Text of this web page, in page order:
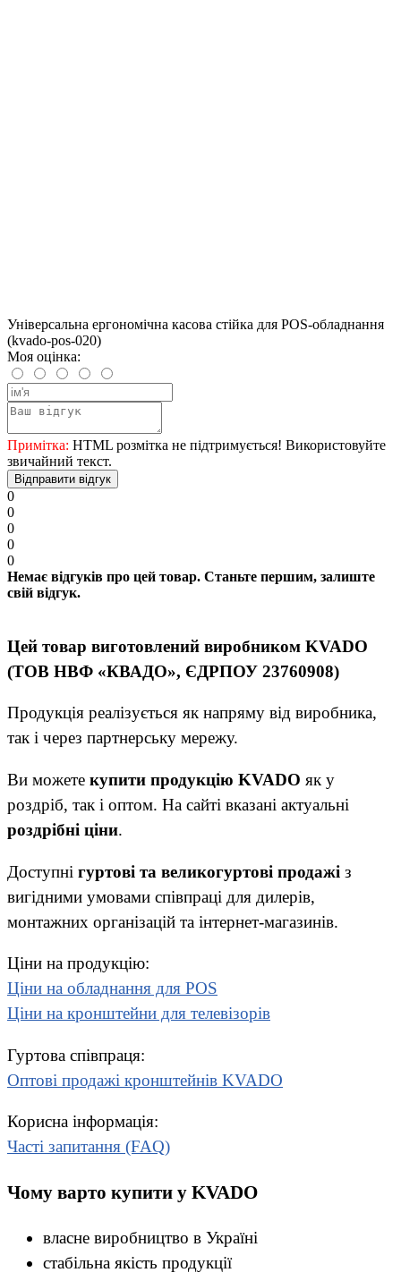
Універсальна ергономічна касова стійка для POS-обладнання
(kvado-pos-020)
Моя оцінка:
Примітка: HTML розмітка не підтримується! Використовуйте
звичайний текст.
Відправити відгук
0
0
0
0
0
Немає відгуків про цей товар. Станьте першим, залиште
свій відгук.
Цей товар виготовлений виробником KVADO
(ТОВ НВФ «КВАДО», ЄДРПОУ 23760908)
Продукція реалізується як напряму від виробника,
так і через партнерську мережу.
Ви можете купити продукцію KVADO як у
роздріб, так і оптом. На сайті вказані актуальні
роздрібні ціни.
Доступні гуртові та великогуртові продажі з
вигідними умовами співпраці для дилерів,
монтажних організацій та інтернет-магазинів.
Ціни на продукцію:
Ціни на обладнання для POS
Ціни на кронштейни для телевізорів
Гуртова співпраця:
Оптові продажі кронштейнів KVADO
Корисна інформація:
Часті запитання (FAQ)
Чому варто купити у KVADO
власне виробництво в Україні
стабільна якість продукції